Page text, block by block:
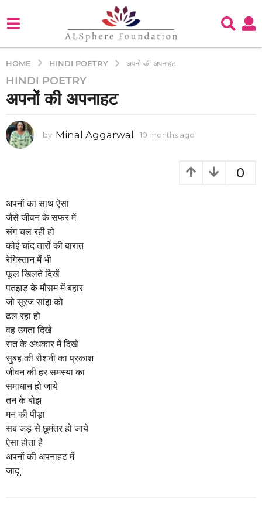
HOME HINDI POETRY अपनों की अपनाहट
1
0
o
n
g
o
1
0
m
o
n
t
h
s
a
g
o
HINDI POETRY
अपनों की अपनाहट
by Minal Aggarwal 10 months ago
0
अपनों का साथ ऐसा
जैसे जीवन के सफर में
संग चल रही हो
कोई चांद तारों की बारात
रेगिस्तान में भी
फूल खिलते दिखें
पतझड़ के मौसम में बहार
जो सूरज सांझ को
ढल रहा हो
वह उगता दिखे
रात के अंधकार में दिखे
सुबह की रोशनी का प्रकाश
जीवन की हर समस्या का
समाधान हो जाये
तन के बोझ
मन की पीड़ा
सब जड़ से छूमंतर हो जाये
ऐसा होता है
अपनों की अपनाहट में
जादू।